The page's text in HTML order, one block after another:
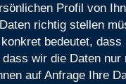
Profil von
richtig stellen
bedeutet,
wir die Daten
auf Anfrage Ihre